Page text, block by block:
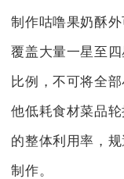
制作咕噜果奶酥
覆盖大量一星至
比例，不可将全
他低耗食材菜品
的整体利用率，
制作。